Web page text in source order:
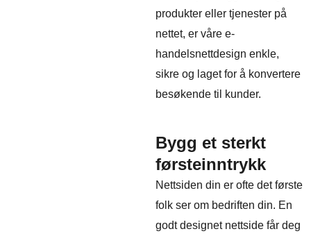
produkter eller tjenester på
nettet, er våre e-
handelsnettdesign enkle,
sikre og laget for å konvertere
besøkende til kunder.
Bygg et sterkt
førsteinntrykk
Nettsiden din er ofte det første
folk ser om bedriften din. En
godt designet nettside får deg